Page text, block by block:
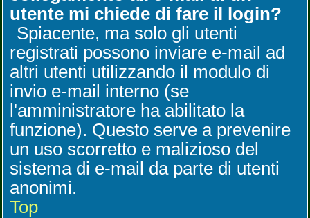
utente mi chiede di fare il login?
Spiacente, ma solo gli utenti
registrati possono inviare e-mail ad
altri utenti utilizzando il modulo di
invio e-mail interno (se
l'amministratore ha abilitato la
funzione). Questo serve a prevenire
un uso scorretto e malizioso del
sistema di e-mail da parte di utenti
anonimi.
Top